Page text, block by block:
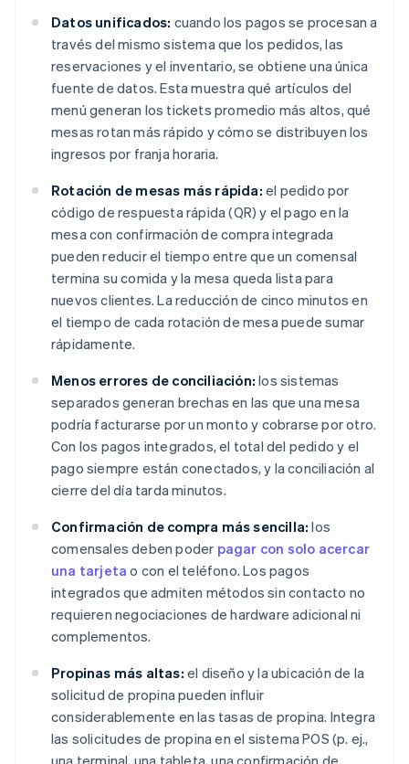
Datos unificados: cuando los pagos se procesan a
través del mismo sistema que los pedidos, las
reservaciones y el inventario, se obtiene una única
fuente de datos. Esta muestra qué artículos del
menú generan los tickets promedio más altos, qué
mesas rotan más rápido y cómo se distribuyen los
ingresos por franja horaria.
Rotación de mesas más rápida: el pedido por
código de respuesta rápida (QR) y el pago en la
mesa con confirmación de compra integrada
pueden reducir el tiempo entre que un comensal
termina su comida y la mesa queda lista para
nuevos clientes. La reducción de cinco minutos en
el tiempo de cada rotación de mesa puede sumar
rápidamente.
Menos errores de conciliación: los sistemas
separados generan brechas en las que una mesa
podría facturarse por un monto y cobrarse por otro.
Con los pagos integrados, el total del pedido y el
pago siempre están conectados, y la conciliación al
cierre del día tarda minutos.
Confirmación de compra más sencilla: los
comensales deben poder pagar con solo acercar
una tarjeta o con el teléfono. Los pagos
integrados que admiten métodos sin contacto no
requieren negociaciones de hardware adicional ni
complementos.
Propinas más altas: el diseño y la ubicación de la
solicitud de propina pueden influir
considerablemente en las tasas de propina. Integra
las solicitudes de propina en el sistema POS (p. ej.,